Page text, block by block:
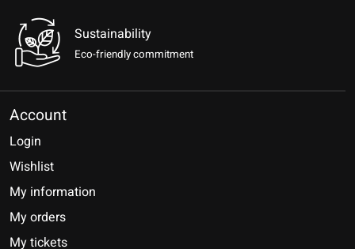
Sustainability
Eco-friendly commitment
Account
Login
Wishlist
My information
My orders
My tickets